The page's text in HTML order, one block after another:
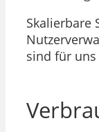
Skalierbare
sind für uns